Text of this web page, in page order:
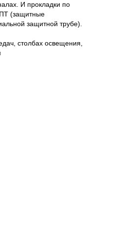
И прокладки по
(защитные
защитной трубе).
столбах освещения,